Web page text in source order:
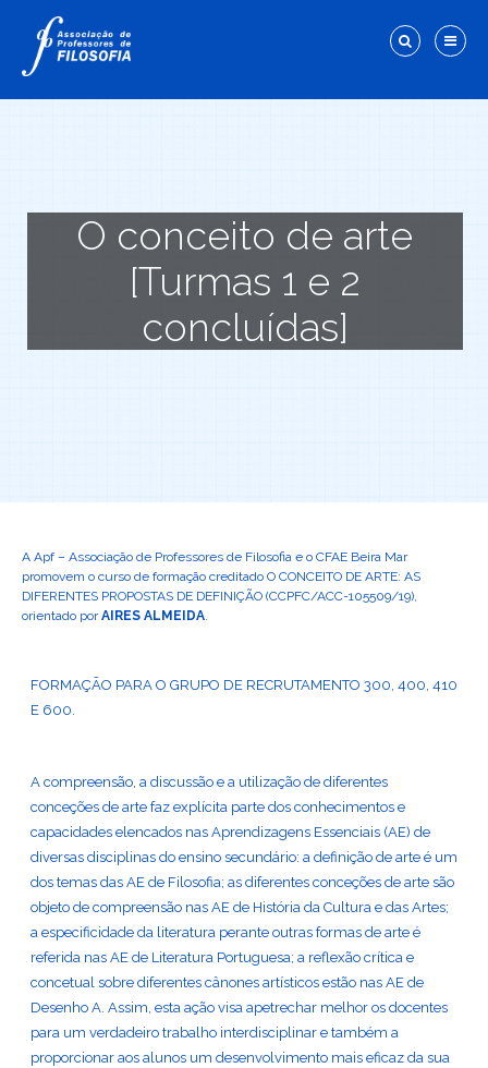
O conceito de arte
[Turmas 1 e 2
concluídas]
A Apf – Associação de Professores de Filosofia e o CFAE Beira Mar
promovem o curso de formação creditado O CONCEITO DE ARTE: AS
DIFERENTES PROPOSTAS DE DEFINIÇÃO (CCPFC/ACC-105509/19),
orientado porAIRES ALMEIDA.
FORMAÇÃO PARA O GRUPO DE RECRUTAMENTO 300, 400, 410
E 600.
A compreensão, a discussão e a utilização de diferentes
conceções de arte faz explícita parte dos conhecimentos e
capacidades elencados nas Aprendizagens Essenciais (AE) de
diversas disciplinas do ensino secundário: a definição de arte é um
dos temas das AE de Filosofia; as diferentes conceções de arte são
objeto de compreensão nas AE de História da Cultura e das Artes;
a especificidade da literatura perante outras formas de arte é
referida nas AE de Literatura Portuguesa; a reflexão crítica e
concetual sobre diferentes cânones artísticos estão nas AE de
Desenho A. Assim, esta ação visa apetrechar melhor os docentes
para um verdadeiro trabalho interdisciplinar e também a
proporcionar aos alunos um desenvolvimento mais eficaz da sua